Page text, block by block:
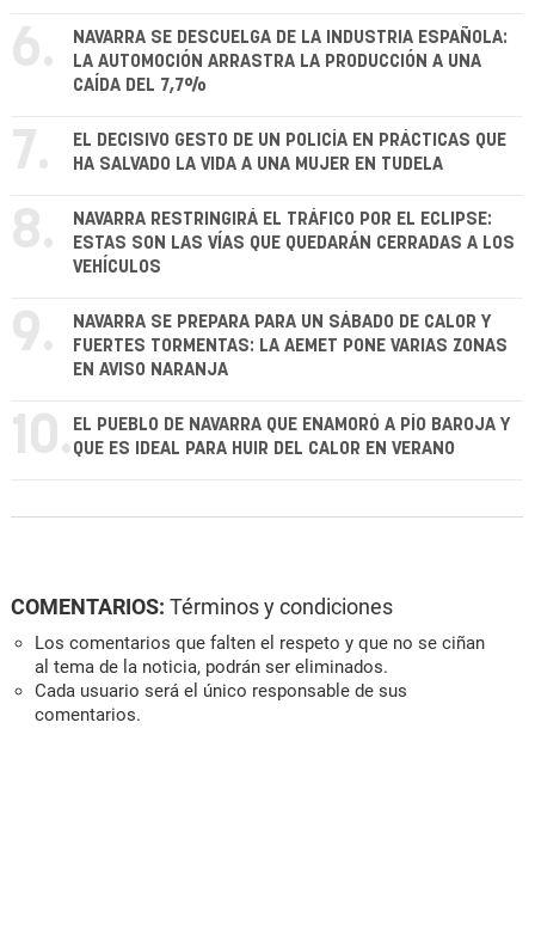
6.
NAVARRA SE DESCUELGA DE LA INDUSTRIA ESPAÑOLA:
LA AUTOMOCIÓN ARRASTRA LA PRODUCCIÓN A UNA
CAÍDA DEL 7,7%
7.
EL DECISIVO GESTO DE UN POLICÍA EN PRÁCTICAS QUE
HA SALVADO LA VIDA A UNA MUJER EN TUDELA
8.
NAVARRA RESTRINGIRÁ EL TRÁFICO POR EL ECLIPSE:
ESTAS SON LAS VÍAS QUE QUEDARÁN CERRADAS A LOS
VEHÍCULOS
9.
NAVARRA SE PREPARA PARA UN SÁBADO DE CALOR Y
FUERTES TORMENTAS: LA AEMET PONE VARIAS ZONAS
EN AVISO NARANJA
10. EL PUEBLO DE NAVARRA QUE ENAMORÓ A PÍO BAROJA Y
QUE ES IDEAL PARA HUIR DEL CALOR EN VERANO
COMENTARIOS: Términos y condiciones
Los comentarios que falten el respeto y que no se ciñan
al tema de la noticia, podrán ser eliminados.
Cada usuario será el único responsable de sus
comentarios.